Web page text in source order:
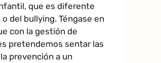
que es diferente
del bullying. Téngase en
con la gestión de
pretendemos sentar las
prevención a un